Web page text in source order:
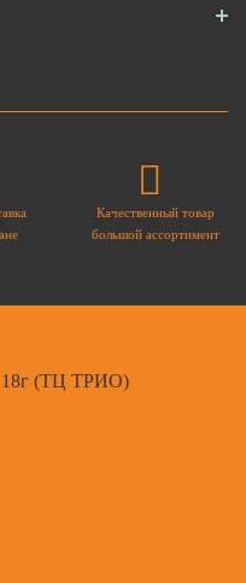
Качественный товар
большой ассортимент
18г (ТЦ ТРИО)